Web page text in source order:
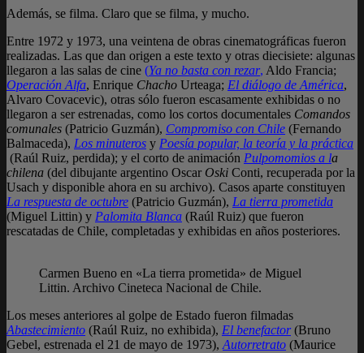
Además, se filma. Claro que se filma, y mucho.
Entre 1972 y 1973, una veintena de obras cinematográficas fueron
realizadas. Las que dan origen a este texto y otras diecisiete: algunas
llegaron a las salas de cine (Ya no basta con rezar, Aldo Francia;
Operación Alfa, Enrique Chacho Urteaga; El diálogo de América,
Alvaro Covacevic), otras sólo fueron escasamente exhibidas o no
llegaron a ser estrenadas, como los cortos documentales Comandos
comunales (Patricio Guzmán), Compromiso con Chile (Fernando
Balmaceda), Los minuteros y Poesía popular, la teoría y la práctica
(Raúl Ruiz, perdida); y el corto de animación Pulpomomios a la
chilena (del dibujante argentino Oscar Oski Conti, recuperada por la
Usach y disponible ahora en su archivo). Casos aparte constituyen
La respuesta de octubre (Patricio Guzmán), La tierra prometida
(Miguel Littin) y Palomita Blanca (Raúl Ruiz) que fueron
rescatadas de Chile, completadas y exhibidas en años posteriores.
Carmen Bueno en «La tierra prometida» de Miguel
Littin. Archivo Cineteca Nacional de Chile.
Los meses anteriores al golpe de Estado fueron filmadas
Abastecimiento (Raúl Ruiz, no exhibida), El benefactor (Bruno
Gebel, estrenada el 21 de mayo de 1973), Autorretrato (Maurice